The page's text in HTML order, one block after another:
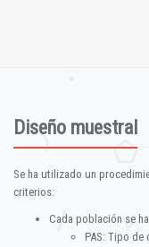
Diseño muestral
Se ha utilizado un
criterios:
Cada población se
PAS: Tipo de